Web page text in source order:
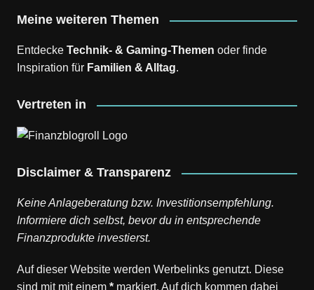
Meine weiteren Themen
Entdecke Technik- & Gaming-Themen oder finde
Inspiration für Familien & Alltag.
Vertreten in
Disclaimer & Transparenz
Keine Anlageberatung bzw. Investitionsempfehlung.
Informiere dich selbst, bevor du in entsprechende
Finanzprodukte investierst.
Auf dieser Website werden Werbelinks genutzt. Diese
sind mit mit einem *markiert. Auf dich kommen dabei